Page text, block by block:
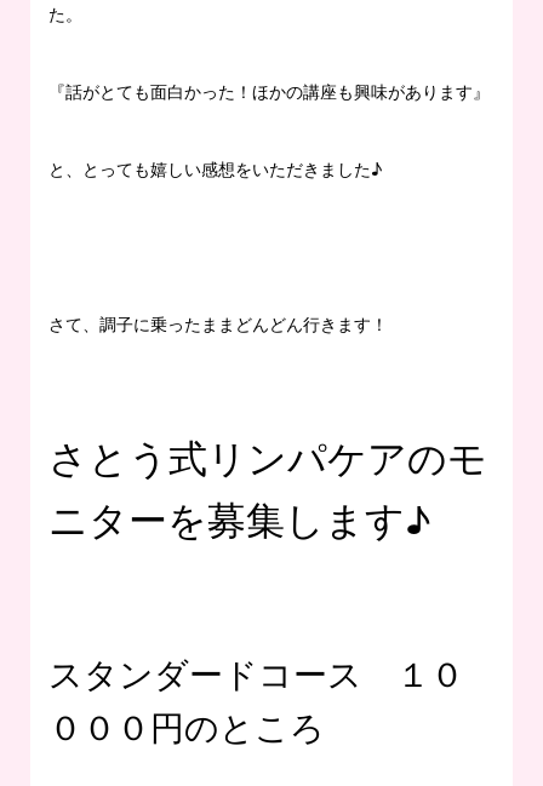
た。
『話がとても面白かった！ほかの講座も興味があります』
と、とっても嬉しい感想をいただきました♪
さて、調子に乗ったままどんどん行きます！
さとう式リンパケアのモ
ニターを募集します♪
スタンダードコース １０
０００円のところ